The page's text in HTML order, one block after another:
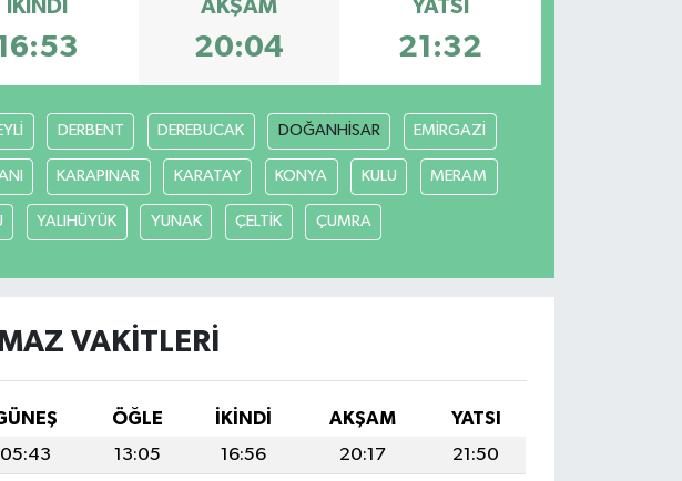
İKINDI AKŞAM
20:04
YATSI
21:32
DERBENT DEREBUCAK DOĞANHİSAR EMİRGAZİ
KARAPINAR KARATAY KONYA KULU MERAM
YALIHÜYÜK YUNAK ÇELTİK ÇUMRA
VAKITLERI
ÖĞLE İKINDI AKŞAM
YATSI
05:43 13:05 16:56 20:17
21:50